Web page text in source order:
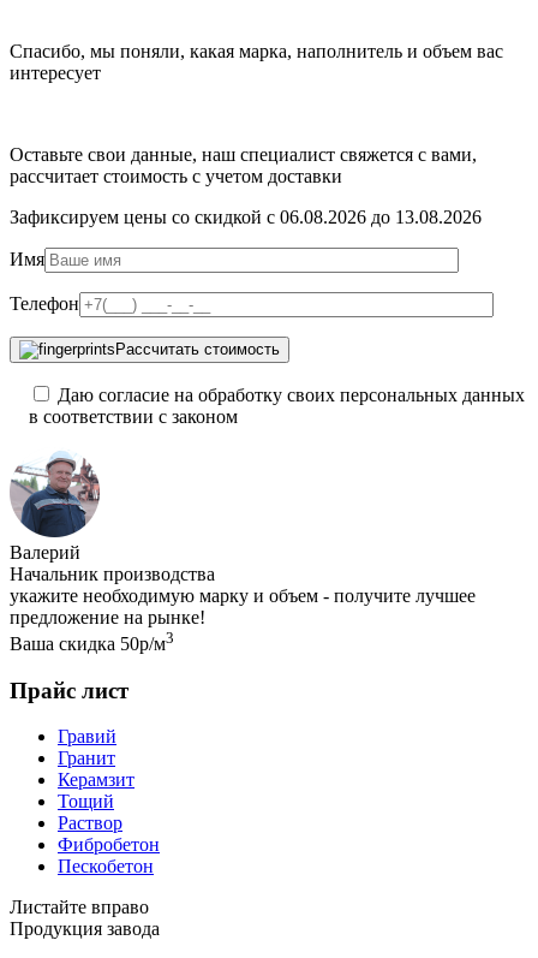
Спасибо, мы поняли, какая марка, наполнитель и объем вас
интересует
Оставьте свои данные, наш специалист свяжется с вами,
рассчитает стоимость с учетом доставки
Зафиксируем цены со скидкой с 06.08.2026 до 13.08.2026
Имя
Телефон
Рассчитать стоимость
Даю согласие на обработку своих персональных данных
в соответствии с законом
Валерий
Начальник производства
укажите необходимую марку и объем - получите лучшее
предложение на рынке!
Ваша скидка 50р/м3
Прайс лист
Гравий
Гранит
Керамзит
Тощий
Раствор
Фибробетон
Пескобетон
Листайте вправо
Продукция завода